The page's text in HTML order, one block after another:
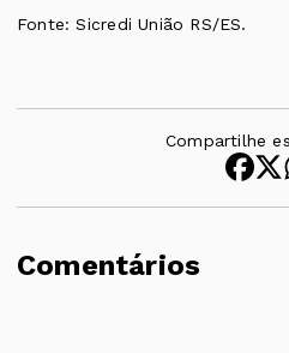
Fonte: Sicredi União RS/ES.
Compartilhe
Comentários